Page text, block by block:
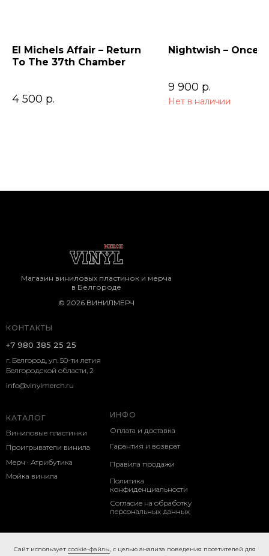
El Michels Affair – Return
To The 37th Chamber
4 500 р.
Nightwish – Once
9 900 р.
Нет в наличии
КОНТАКТЫ
г. Белгород, ул. 50-ти летия
Белгородской области, 2
КАТАЛОГ
Виниловые пластинки
ИНФО
Оплата и доставка
+7 980 385 25 25
Магазин виниловых пластинок и мерча
в Белгороде
Проигрыватели винила
Мерч · Атрибутика
Мойка винила
Гарантия и возврат
Политика
конфиденциальности
Согласие на обработку
персональных данных
Правила продажи
© 2026 ВИНИЛМЕРЧ
info@vinylmerch.ru
Caйт иcпoльзуeт cookie-фaйлы, с целью анализа поведения посетителей для